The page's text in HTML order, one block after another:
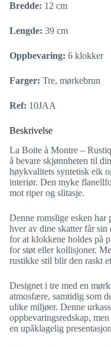
Bredde: 12 cm
Lengde: 39 cm
Oppbevaring: 6 klokker
Farger: Tre, mørkebrun
Ref: 10JAA
Beskrivelse
La Boite à Montre –
å bevare skjønnheten til
høykvalitets syntetisk eik
interiør. Den myke
mot riper og slitasje.
Denne romslige esken har
hver av dine skatter får sin
for at klokkene holdes på
for støt eller kollisjoner.
rustikke stil blir den raskt
Designet i tre med en
atmosfære, samtidig som
ulike miljøer. Denne
oppbevaringsredskap,
en upåklagelig